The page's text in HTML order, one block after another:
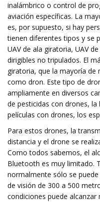
inalámbrico o control de
aviación específicas. La
es, por supuesto, si hay
tienen diferentes tipos y se
UAV de ala giratoria, UAV
dirigibles no tripulados. El
giratoria, que la mayoría
como dron. Este tipo de
ampliamente en diversos
de pesticidas con drones,
películas con drones, los
Para estos drones, la
distancia y el drone se
Como todos sabemos, el
Bluetooth es muy limitado.
normalmente sólo se
de visión de 300 a 500
condiciones puede